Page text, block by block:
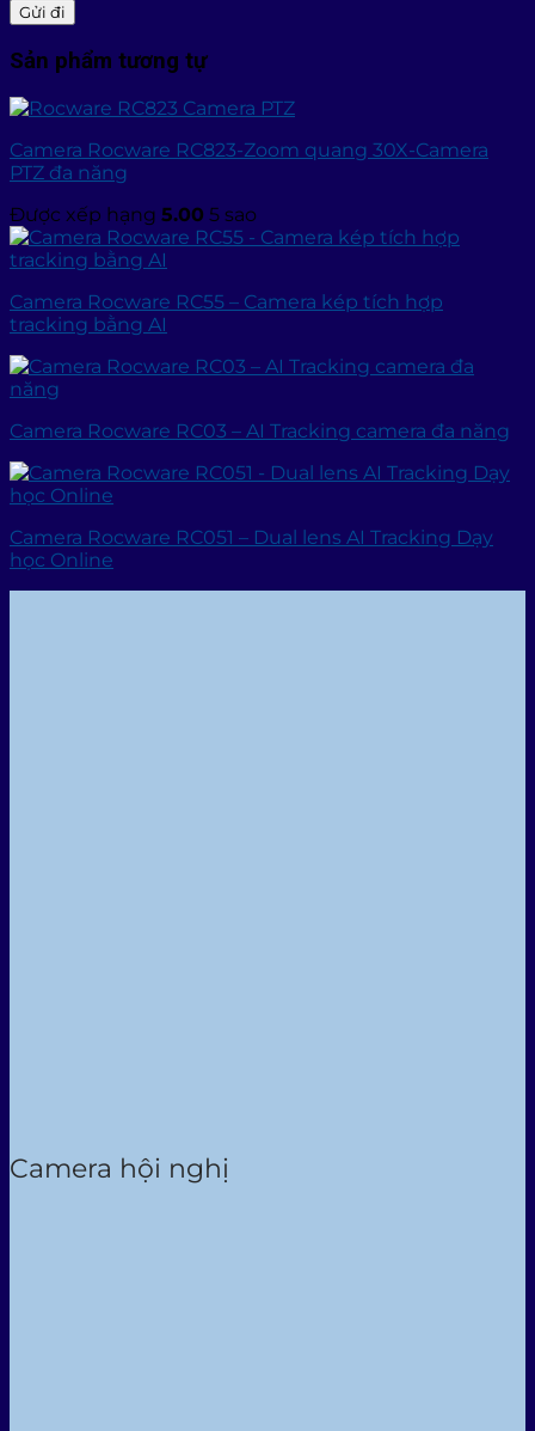
Sản phẩm tương tự
Camera Rocware RC823-Zoom quang 30X-Camera
PTZ đa năng
Được xếp hạng 5.00 5 sao
Camera Rocware RC55 – Camera kép tích hợp
tracking bằng AI
Camera Rocware RC03 – AI Tracking camera đa năng
Camera Rocware RC051 – Dual lens AI Tracking Dạy
học Online
Camera hội nghị